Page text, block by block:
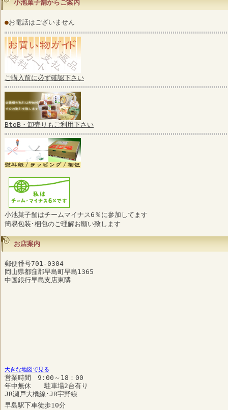
小池菓子舗からご案内
●お電話はございません
ご購入前に必ず確認下さい
BtoB・卸売りもご利用下さい
小池菓子舗はチームマイナス6％に参加してます
簡易包装･梱包のご理解お願い致します
お店案内
郵便番号701-0304
岡山県都窪郡早島町早島1365
中国銀行早島支店東隣
大きな地図で見る
営業時間 9:00～18：00
年中無休 駐車場2台有り
JR瀬戸大橋線･JR宇野線
早島駅下車徒歩10分